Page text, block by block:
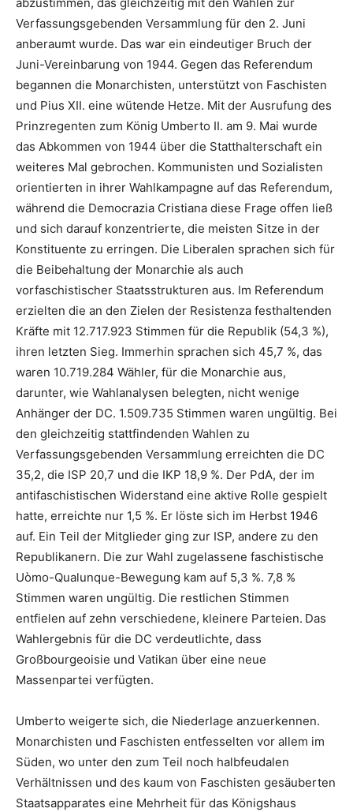
Verfassungsgebenden Versammlung für den 2. Juni
anberaumt wurde. Das war ein eindeutiger Bruch der
Juni-Vereinbarung von 1944. Gegen das Referendum
begannen die Monarchisten, unterstützt von Faschisten
und Pius XII. eine wütende Hetze. Mit der Ausrufung des
Prinzregenten zum König Umberto II. am 9. Mai wurde
das Abkommen von 1944 über die Statthalterschaft ein
weiteres Mal gebrochen. Kommunisten und Sozialisten
orientierten in ihrer Wahlkampagne auf das Referendum,
während die Democrazia Cristiana diese Frage offen ließ
und sich darauf konzentrierte, die meisten Sitze in der
Konstituente zu erringen. Die Liberalen sprachen sich für
die Beibehaltung der Monarchie als auch
vorfaschistischer Staatsstrukturen aus. Im Referendum
erzielten die an den Zielen der Resistenza festhaltenden
Kräfte mit 12.717.923 Stimmen für die Republik (54,3 %),
ihren letzten Sieg. Immerhin sprachen sich 45,7 %, das
waren 10.719.284 Wähler, für die Monarchie aus,
darunter, wie Wahlanalysen belegten, nicht wenige
Anhänger der DC. 1.509.735 Stimmen waren ungültig. Bei
den gleichzeitig stattfindenden Wahlen zu
Verfassungsgebenden Versammlung erreichten die DC
35,2, die ISP 20,7 und die IKP 18,9 %. Der PdA, der im
antifaschistischen Widerstand eine aktive Rolle gespielt
hatte, erreichte nur 1,5 %. Er löste sich im Herbst 1946
auf. Ein Teil der Mitglieder ging zur ISP, andere zu den
Republikanern. Die zur Wahl zugelassene faschistische
Uòmo-Qualunque-Bewegung kam auf 5,3 %. 7,8 %
Stimmen waren ungültig. Die restlichen Stimmen
entfielen auf zehn verschiedene, kleinere Parteien. Das
Wahlergebnis für die DC verdeutlichte, dass
Großbourgeoisie und Vatikan über eine neue
Massenpartei verfügten.
Umberto weigerte sich, die Niederlage anzuerkennen.
Monarchisten und Faschisten entfesselten vor allem im
Süden, wo unter den zum Teil noch halbfeudalen
Verhältnissen und des kaum von Faschisten gesäuberten
Staatsapparates eine Mehrheit für das Königshaus